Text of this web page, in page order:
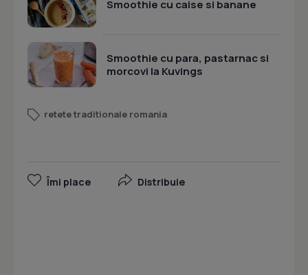
Smoothie cu caise si banane
Smoothie cu para, pastarnac si
morcovi la Kuvings
retete traditionale romania
Îmi place Distribuie